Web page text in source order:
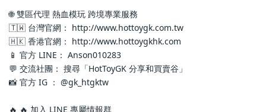
🌐 雙區代理 熱血模玩 跨境專業服務
🇹🇼 台灣官網： http://www.hottoygk.com.tw
🇭🇰 香港官網： http://www.hottoygkhk.com
📱 官方 LINE： Anson010283
💬 交流社團： 搜尋「HotToyGK 分享和買賣谷」
📸 官方 IG ： @gk_htgktw
🔥 🔥 加入 LINE 專屬情報群